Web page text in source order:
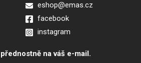
eshop@emas.cz
facebook
instagram
na váš e-mail.